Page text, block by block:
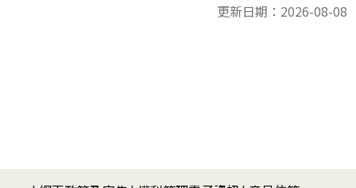
更新日期：2026-08-08